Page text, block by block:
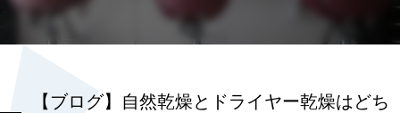
【ブログ】自然乾燥とドライヤー乾燥はどち